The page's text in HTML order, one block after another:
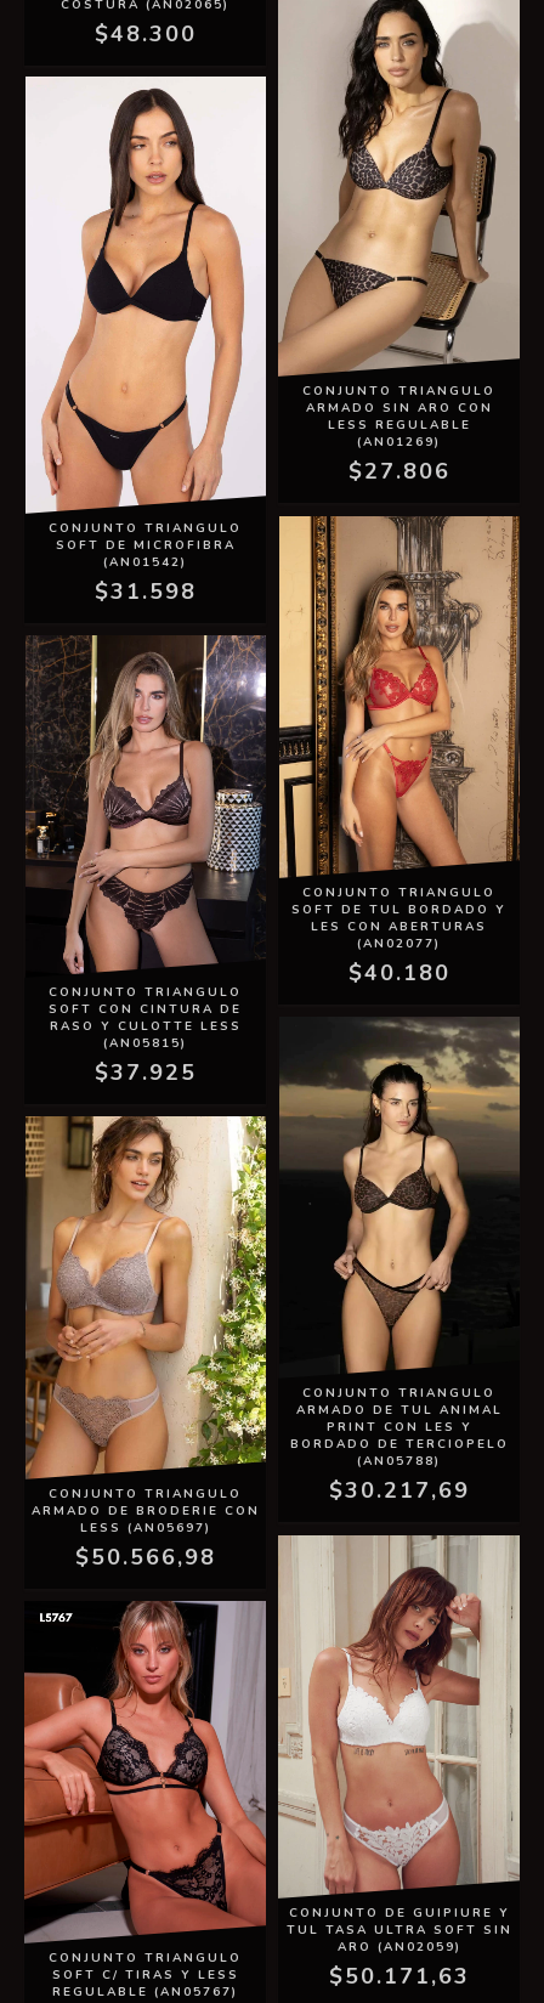
COSTURA (AN02065)
$48.300
CONJUNTO TRIANGULO
SOFT DE MICROFIBRA
(AN01542)
$31.598
CONJUNTO TRIANGULO
ARMADO SIN ARO CON
LESS REGULABLE
(AN01269)
$27.806
CONJUNTO TRIANGULO
SOFT CON CINTURA DE
RASO Y CULOTTE LESS
(AN05815)
$37.925
CONJUNTO TRIANGULO
SOFT DE TUL BORDADO Y
LES CON ABERTURAS
(AN02077)
$40.180
CONJUNTO TRIANGULO
ARMADO DE BRODERIE CON
LESS (AN05697)
$50.566,98
CONJUNTO TRIANGULO
ARMADO DE TUL ANIMAL
PRINT CON LES Y
BORDADO DE TERCIOPELO
(AN05788)
$30.217,69
CONJUNTO TRIANGULO
SOFT C/ TIRAS Y LESS
REGULABLE (AN05767)
CONJUNTO DE GUIPIURE Y
TUL TASA ULTRA SOFT SIN
ARO (AN02059)
$50.171,63